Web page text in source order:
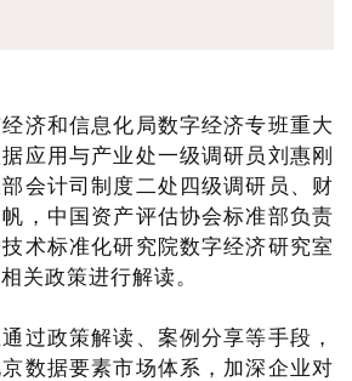
济和信息化局数字经济专班重大
应用与产业处一级调研员刘惠刚
会计司制度二处四级调研员、财
，中国资产评估协会标准部负责
术标准化研究院数字经济研究室
关政策进行解读。
过政策解读、案例分享等手段，
数据要素市场体系，加深企业对